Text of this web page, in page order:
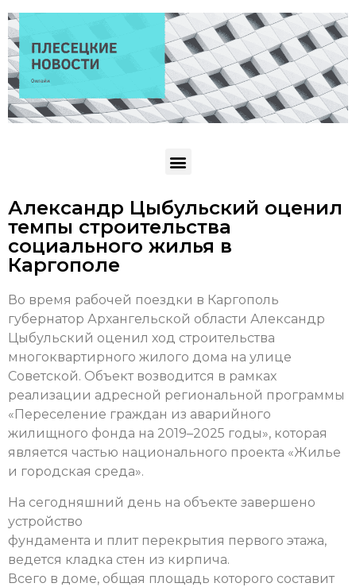
Александр Цыбульский оценил
темпы строительства
социального жилья в
Каргополе
Во время рабочей поездки в Каргополь
губернатор Архангельской области Александр
Цыбульский оценил ход строительства
многоквартирного жилого дома на улице
Советской. Объект возводится в рамках
реализации адресной региональной программы
«Переселение граждан из аварийного
жилищного фонда на 2019–2025 годы», которая
является частью национального проекта «Жилье
и городская среда».
На сегодняшний день на объекте завершено
устройство
фундамента и плит перекрытия первого этажа,
ведется кладка стен из кирпича.
Всего в доме, общая площадь которого составит